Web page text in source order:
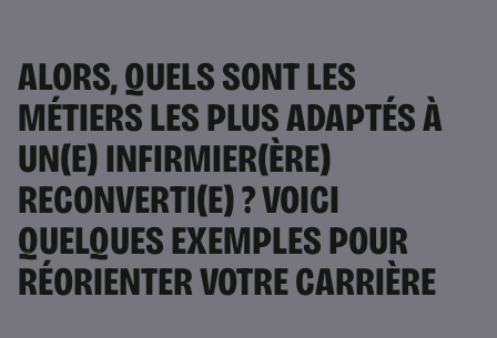
ALORS, QUELS SONT LES
MÉTIERS LES PLUS ADAPTÉS À
UN(E) INFIRMIER(ÈRE)
RECONVERTI(E) ? VOICI
QUELQUES EXEMPLES POUR
RÉORIENTER VOTRE CARRIÈRE